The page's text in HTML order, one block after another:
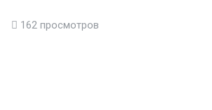
162 просмотров